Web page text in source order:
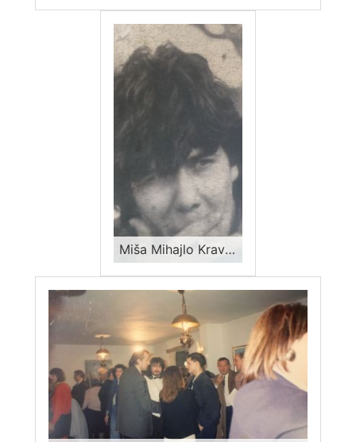
Miša Mihajlo Kravcev iz vremena kada je pisao“Proleće Jednog Lava“, 1992